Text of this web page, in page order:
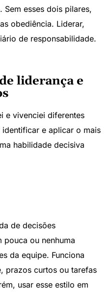
Sem esses dois pilares,
obediência. Liderar,
de responsabilidade.
liderança e
e vivenciei diferentes
e aplicar o mais
habilidade decisiva
de decisões
pouca ou nenhuma
da equipe. Funciona
prazos curtos ou tarefas
usar esse estilo em